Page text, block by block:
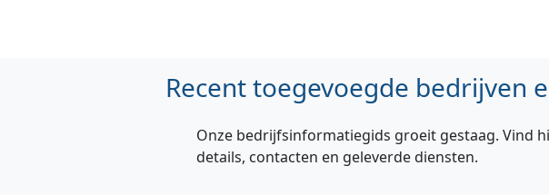
Recent toegevoegde bedrijven
Onze bedrijfsinformatiegids groeit gestaag. Vind
details, contacten en geleverde diensten.